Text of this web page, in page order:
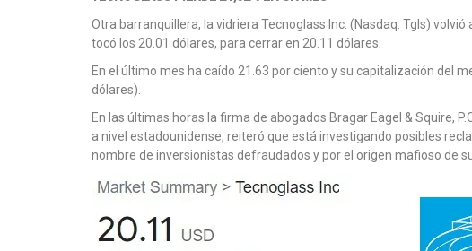
Otra barranquillera, la vidriera Tecnoglass Inc. (Nasdaq: Tgls)
tocó los 20.01 dólares, para cerrar en 20.11 dólares.
En el último mes ha caído 21.63 por ciento y su capitalización del
dólares).
En las últimas horas la firma de abogados Bragar Eagel & Squire,
a nivel estadounidense, reiteró que está investigando posibles
nombre de inversionistas defraudados y por el origen mafioso de